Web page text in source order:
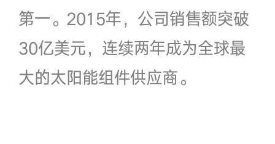
第一。2015年，公司销售额突破
30亿美元，连续两年成为全球最
大的太阳能组件供应商。